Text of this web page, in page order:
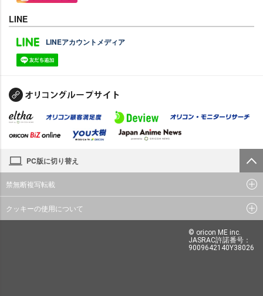
LINE
LINEアカウントメディア
PC版に切り替え
禁無断複写転載
クッキーの使用について
© oricon ME inc.
JASRAC許諾番号：
9009642140Y38026